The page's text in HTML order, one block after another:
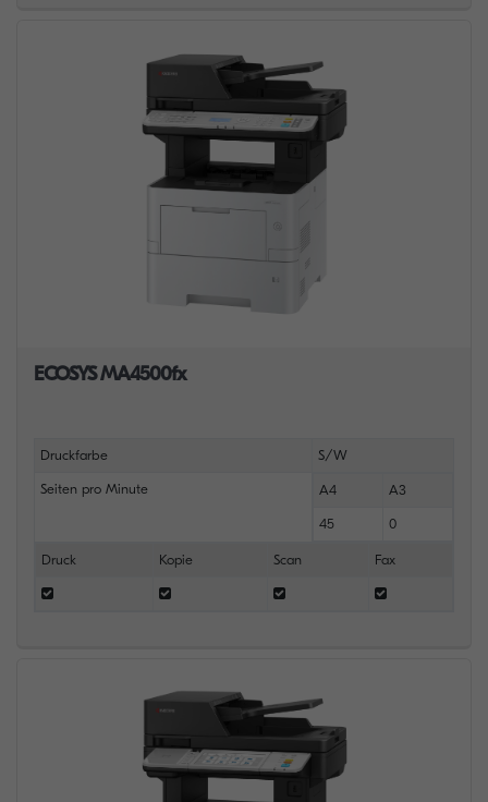
ECOSYS MA4500fx
Druckfarbe S/W
Seiten pro Minute A4 A3
45 0
Druck Kopie Scan Fax